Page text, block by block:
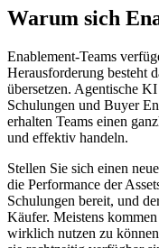
Warum sich
Enablement-Teams
Herausforderung besteht
übersetzen. Agentische
Schulungen und Buyer
erhalten Teams einen
und effektiv handeln.
Stellen Sie sich einen
die Performance der
Schulungen bereit, und
Käufer. Meistens
wirklich nutzen zu